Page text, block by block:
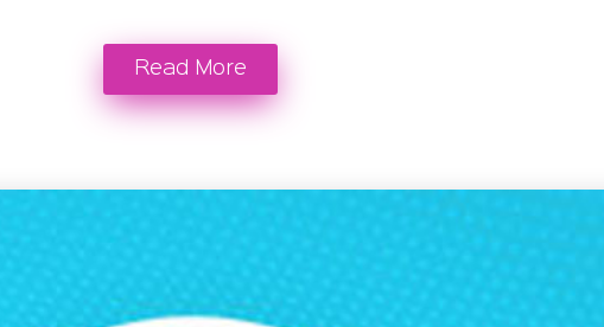
Read More